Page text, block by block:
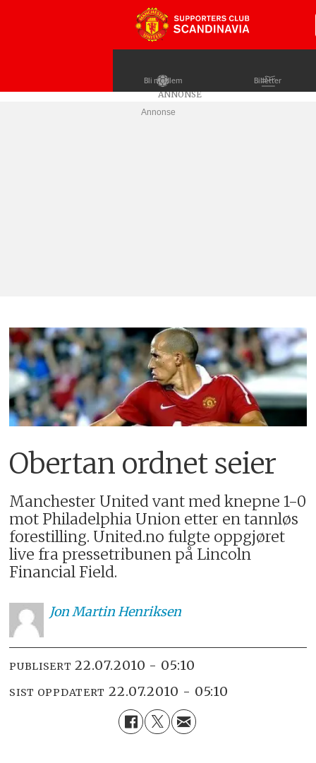
Bli medlem Billetter
Annonse
Obertan ordnet seier
Manchester United vant med knepne 1-0
mot Philadelphia Union etter en tannløs
forestilling. United.no fulgte oppgjøret
live fra pressetribunen på Lincoln
Financial Field.
JonMartin Henriksen
PUBLISERT 22.07.2010 - 05:10
SIST OPPDATERT 22.07.2010 - 05:10